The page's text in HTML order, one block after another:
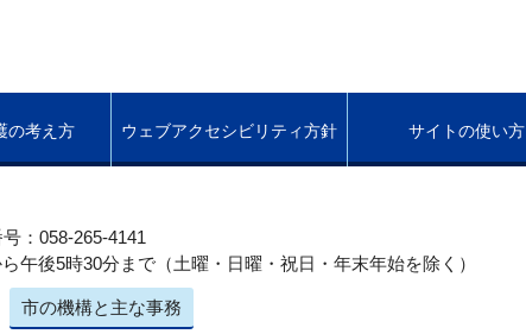
の考え方 ウェブアクセシビリティ方針 サイトの使い方
：058-265-4141
後5時30分まで（土曜・日曜・祝日・年末年始を除く）
市の機構と主な事務